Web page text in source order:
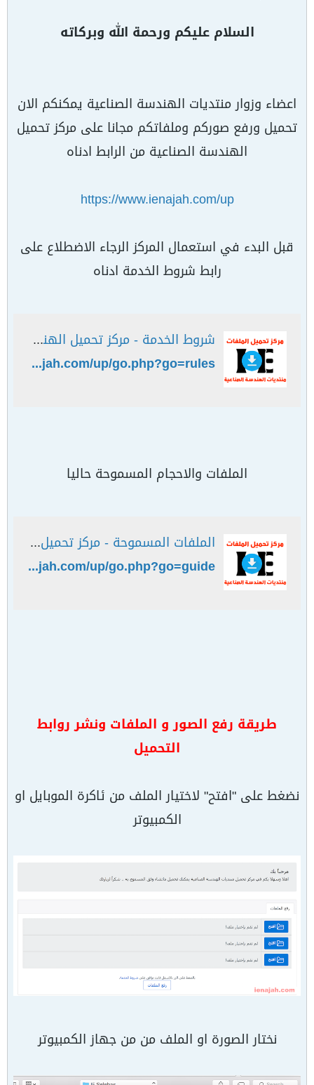
السلام عليكم ورحمة الله وبركاته
اعضاء وزوار منتديات الهندسة الصناعية يمكنكم الان
تحميل ورفع صوركم وملفاتكم مجانا على مركز تحميل
الهندسة الصناعية من الرابط ادناه
https://www.ienajah.com/up
قبل البدء في استعمال المركز الرجاء الاضطلاع على
رابط شروط الخدمة ادناه
شروط الخدمة - مركز تحميل الهندسة الصناعية
https://www.ienajah.com/up/go.php?go=rules
الملفات والاحجام المسموحة حاليا
الملفات المسموحة - مركز تحميل الهندسة الصناعية
https://www.ienajah.com/up/go.php?go=guide
طريقة رفع الصور و الملفات ونشر روابط
التحميل
نضغط على "افتح" لاختيار الملف من ئاكرة الموبايل او
الكمبيوتر
نختار الصورة او الملف من من جهاز الكمبيوتر